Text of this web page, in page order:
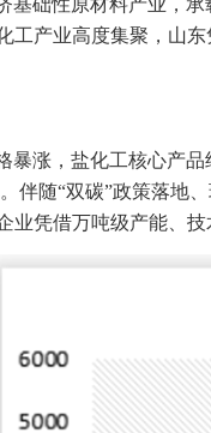
基础性原材料产业，
工产业高度集聚，山
暴涨，盐化工核心产
伴随“双碳”政策落地
业凭借万吨级产能、